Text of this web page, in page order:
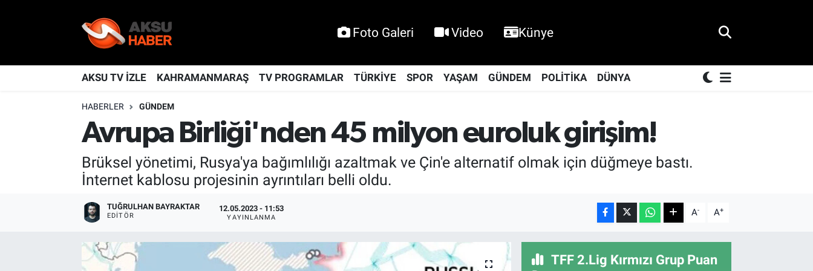
Foto Galeri Video Künye
AKSU TV İZLE KAHRAMANMARAŞ TV PROGRAMLAR TÜRKİYE SPOR YAŞAM GÜNDEM POLİTİKA DÜNYA
HABERLER GÜNDEM
Avrupa Birliği'nden 45 milyon euroluk girişim!
Brüksel yönetimi, Rusya'ya bağımlılığı azaltmak ve Çin'e alternatif olmak için düğmeye bastı.
İnternet kablosu projesinin ayrıntıları belli oldu.
TUĞRULHAN BAYRAKTAR
EDITÖR
12.05.2023 - 11:53
YAYINLANMA A- A+
TFF 2.Lig Kırmızı Grup Puan
KAHRAMANMARAŞ
Nöbetçi Eczaneler
Hava Durumu
Kahramanmaraş Namaz Vakitleri
Trafik Durumu
TFF 2.Lig Kırmızı Grup Puan Durumu ve Fikstür
Tüm Manşetler
Haber Arşivi